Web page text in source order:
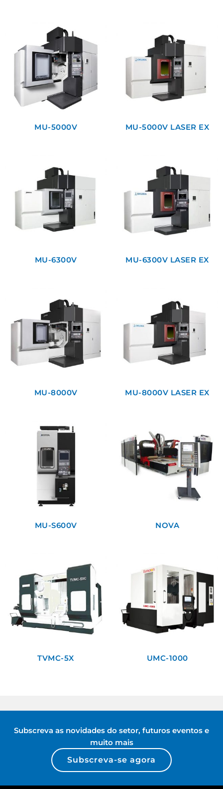
MU-5000V MU-5000V LASER EX
MU-6300V MU-6300V LASER EX
MU-8000V MU-8000V LASER EX
MU-S600V NOVA
TVMC-5X UMC-1000
Subscreva as novidades do setor, futuros eventos e
muito mais
Subscreva-se agora